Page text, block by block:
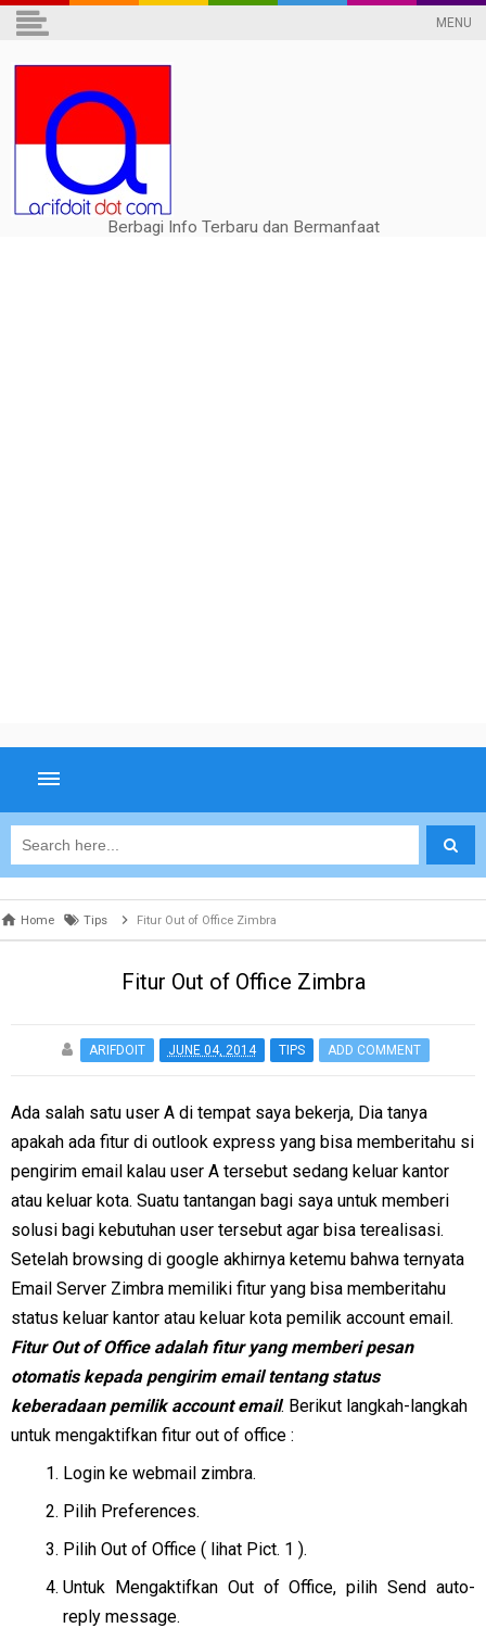
MENU
Berbagi Info Terbaru dan Bermanfaat
Home Tips Fitur Out of Office Zimbra
Fitur Out of Office Zimbra
ARIFDOIT JUNE 04, 2014 TIPS ADD COMMENT
Ada salah satu user A di tempat saya bekerja, Dia tanya
apakah ada fitur di outlook express yang bisa memberitahu si
pengirim email kalau user A tersebut sedang keluar kantor
atau keluar kota. Suatu tantangan bagi saya untuk memberi
solusi bagi kebutuhan user tersebut agar bisa terealisasi.
Setelah browsing di google akhirnya ketemu bahwa ternyata
Email Server Zimbra memiliki fitur yang bisa memberitahu
status keluar kantor atau keluar kota pemilik account email.
Fitur Out of Office adalah fitur yang memberi pesan
otomatis kepada pengirim email tentang status
keberadaan pemilik account email. Berikut langkah-langkah
untuk mengaktifkan fitur out of office :
Login ke webmail zimbra.
Pilih Preferences.
Pilih Out of Office ( lihat Pict. 1 ).
Untuk Mengaktifkan Out of Office, pilih Send auto-
reply message.